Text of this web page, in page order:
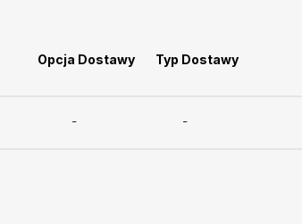
Opcja Dostawy Typ Dostawy
- -